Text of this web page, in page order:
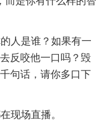
人是谁？如果有一
反咬他一口吗？毁
句话，请你多口下
现场直播。